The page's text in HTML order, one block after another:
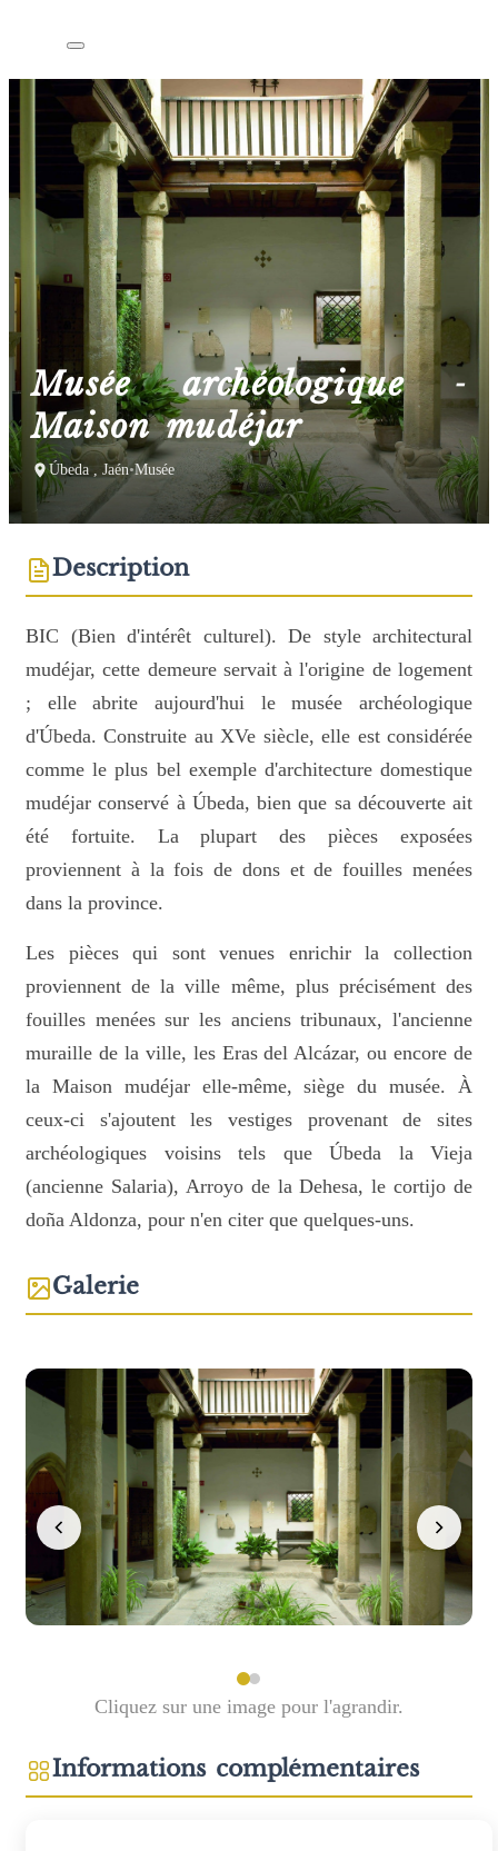
Musée archéologique -
Maison mudéjar
Úbeda , Jaén•Musée
Description
BIC (Bien d'intérêt culturel). De style architectural
mudéjar, cette demeure servait à l'origine de logement
; elle abrite aujourd'hui le musée archéologique
d'Úbeda. Construite au XVe siècle, elle est considérée
comme le plus bel exemple d'architecture domestique
mudéjar conservé à Úbeda, bien que sa découverte ait
été fortuite. La plupart des pièces exposées
proviennent à la fois de dons et de fouilles menées
dans la province.
Les pièces qui sont venues enrichir la collection
proviennent de la ville même, plus précisément des
fouilles menées sur les anciens tribunaux, l'ancienne
muraille de la ville, les Eras del Alcázar, ou encore de
la Maison mudéjar elle-même, siège du musée. À
ceux-ci s'ajoutent les vestiges provenant de sites
archéologiques voisins tels que Úbeda la Vieja
(ancienne Salaria), Arroyo de la Dehesa, le cortijo de
doña Aldonza, pour n'en citer que quelques-uns.
Galerie
Cliquez sur une image pour l'agrandir.
Informations complémentaires